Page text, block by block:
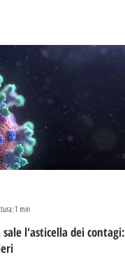
l'asticella dei contagi:
1 min